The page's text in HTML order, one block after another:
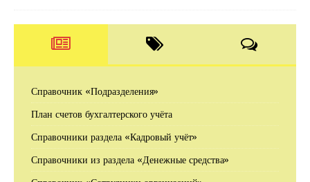
Справочник «Подразделения»
План счетов бухгалтерского учёта
Справочники раздела «Кадровый учёт»
Справочники из раздела «Денежные средства»